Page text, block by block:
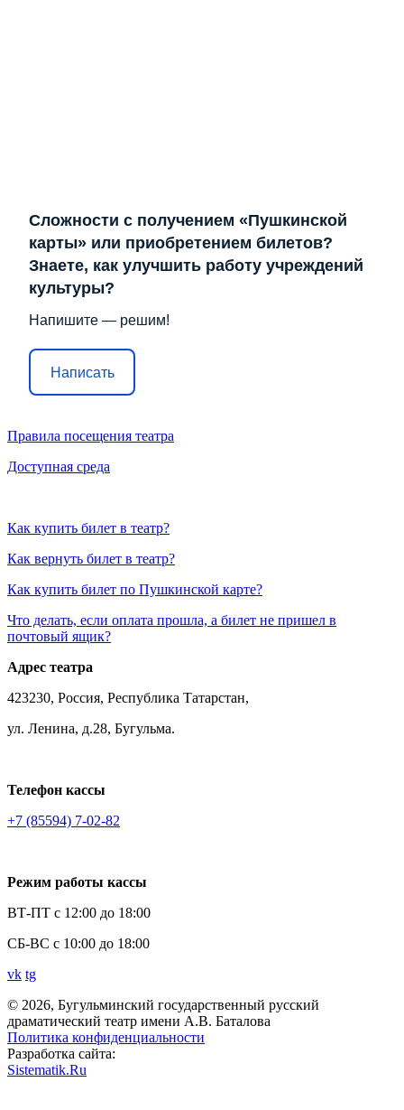
Сложности с получением «Пушкинской
карты» или приобретением билетов?
Знаете, как улучшить работу учреждений
культуры?
Напишите — решим!
Написать
Правила посещения театра
Доступная среда
Как купить билет в театр?
Как вернуть билет в театр?
Как купить билет по Пушкинской карте?
Что делать, если оплата прошла, а билет не пришел в
почтовый ящик?
Адрес театра
423230, Россия, Республика Татарстан,
ул. Ленина, д.28, Бугульма.
Телефон кассы
+7 (85594) 7-02-82
Режим работы кассы
ВТ-ПТ с 12:00 до 18:00
СБ-ВС с 10:00 до 18:00
vk tg
© 2026, Бугульминский государственный русский
драматический театр имени А.В. Баталова
Политика конфиденциальности
Разработка сайта:
Sistematik.Ru